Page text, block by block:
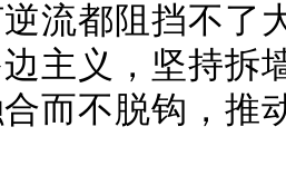
流都阻挡不了
主义，坚持拆
而不脱钩，推